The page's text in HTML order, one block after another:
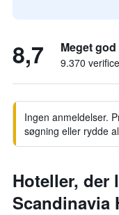
8,7 Meget god
9.370
Ingen anmeldelser.
søgning eller rydde
Hoteller, der
Scandinavia